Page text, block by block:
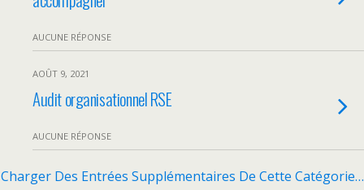
AUCUNE RÉPONSE
AOÛT 9, 2021
Audit organisationnel RSE
AUCUNE RÉPONSE
Charger Des Entrées Supplémentaires De Cette Catégorie…